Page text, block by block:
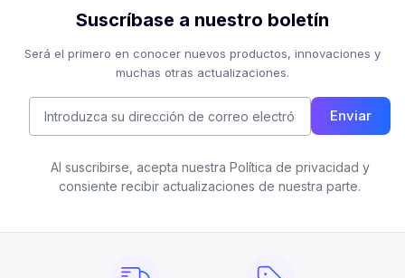
Suscríbase a nuestro boletín
Será el primero en conocer nuevos productos, innovaciones y
muchas otras actualizaciones.
Enviar
Al suscribirse, acepta nuestra Política de privacidad y
consiente recibir actualizaciones de nuestra parte.